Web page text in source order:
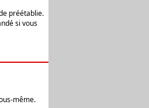
préétablie.
si vous
même.